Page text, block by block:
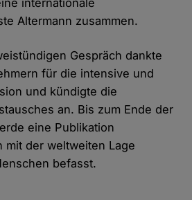
internationale
Altermann zusammen.
Gespräch dankte
für die intensive und
und kündigte die
an. Bis zum Ende der
eine Publikation
mit der weltweiten Lage
befasst.